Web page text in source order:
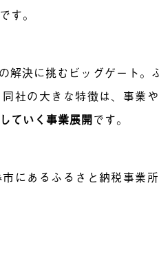
す。
解決に挑むビッグゲート。
社の大きな特徴は、事業
ていく事業展開です。
にあるふるさと納税事業